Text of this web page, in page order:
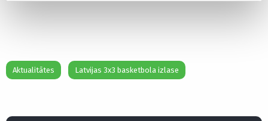
Aktualitātes Latvijas 3x3 basketbola izlase